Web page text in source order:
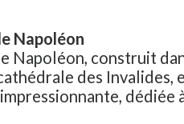
Napoléon
Napoléon, construit
des Invalides,
dédiée